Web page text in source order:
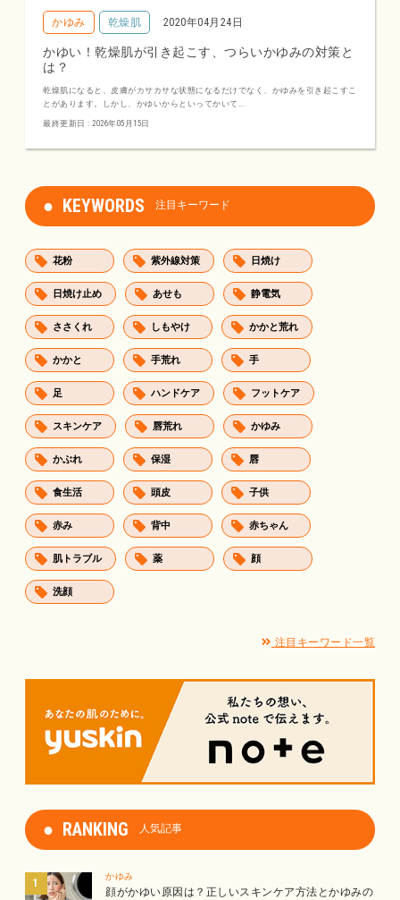
かゆみ 乾燥肌 2020年04月24日
かゆい！乾燥肌が引き起こす、つらいかゆみの対策と
は？
乾燥肌になると、皮膚がカサカサな状態になるだけでなく、かゆみを引き起こすこ
とがあります。しかし、かゆいからといってかいて...
最終更新日 : 2026年05月15日
KEYWORDS 注目キーワード
花粉 紫外線対策 日焼け
日焼け止め あせも 静電気
ささくれ しもやけ かかと荒れ
かかと 手荒れ 手
足 ハンドケア フットケア
スキンケア 唇荒れ かゆみ
かぶれ 保湿 唇
食生活 頭皮 子供
赤み 背中 赤ちゃん
肌トラブル 薬 顔
洗顔
注目キーワード一覧
RANKING 人気記事
かゆみ
顔がかゆい原因は？正しいスキンケア方法とかゆみの